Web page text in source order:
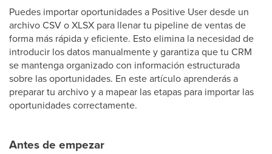
Puedes importar oportunidades a Positive User desde un
archivo CSV o XLSX para llenar tu pipeline de ventas de
forma más rápida y eficiente. Esto elimina la necesidad de
introducir los datos manualmente y garantiza que tu CRM
se mantenga organizado con información estructurada
sobre las oportunidades. En este artículo aprenderás a
preparar tu archivo y a mapear las etapas para importar las
oportunidades correctamente.
Antes de empezar